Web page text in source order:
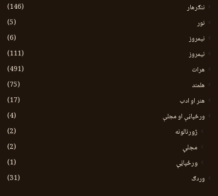
ننګرهار
(146)
نور
(5)
نيمروز
(6)
نیمروز
(111)
هرات
(491)
هلمند
(75)
هنر او ادب
(17)
ورځپاڼې او مجلې
(4)
ژورنالونه
(2)
مجلې
(2)
ورځپاڼې
(1)
وردګ
(31)